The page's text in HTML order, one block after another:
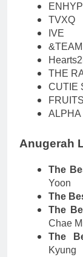
TVXQ
IVE
&TEAM
THE
CUTIE
ALPHA
Anugerah
The
Yoon
The
The
Chae
The
Kyung